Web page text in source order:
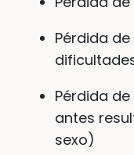
Pérdida
Pérdida
antes
sexo)